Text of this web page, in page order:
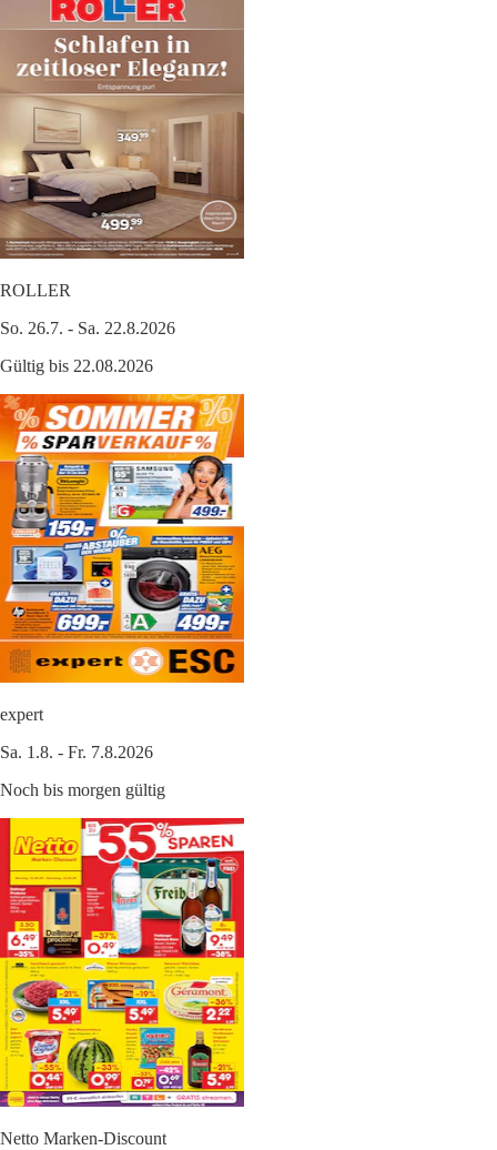
ROLLER
So. 26.7. - Sa. 22.8.2026
Gültig bis 22.08.2026
expert
Sa. 1.8. - Fr. 7.8.2026
Noch bis morgen gültig
Netto Marken-Discount